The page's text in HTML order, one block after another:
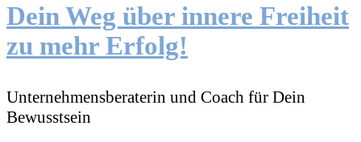
Dein Weg über innere Freiheit
zu mehr Erfolg!
Unternehmensberaterin und Coach für Dein
Bewusstsein